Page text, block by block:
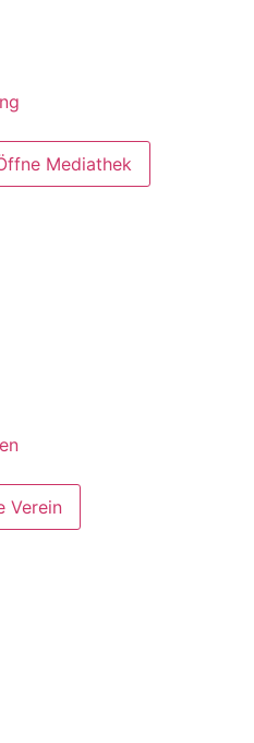
Mediathek
Verein